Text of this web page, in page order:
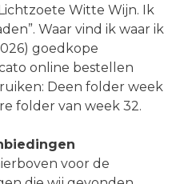
Witte Wijn. Ik
Waar vind ik waar ik
goedkope
online bestellen
Deen folder week
folder van week 32.
voor de